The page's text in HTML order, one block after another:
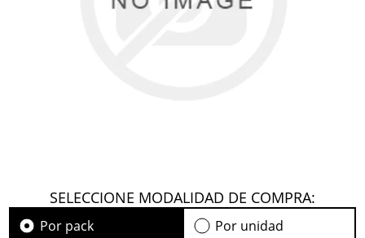
SELECCIONE MODALIDAD DE COMPRA:
Por pack Por unidad